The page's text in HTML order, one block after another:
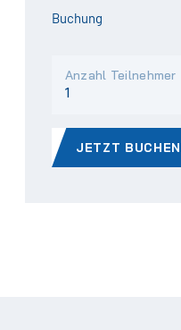
Buchung
Anzahl Teilnehmer
JETZT BUCHEN